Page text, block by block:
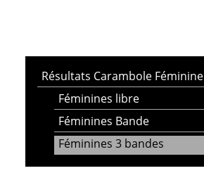
Résultats Carambole Féminine
Féminines libre
Féminines Bande
Féminines 3 bandes